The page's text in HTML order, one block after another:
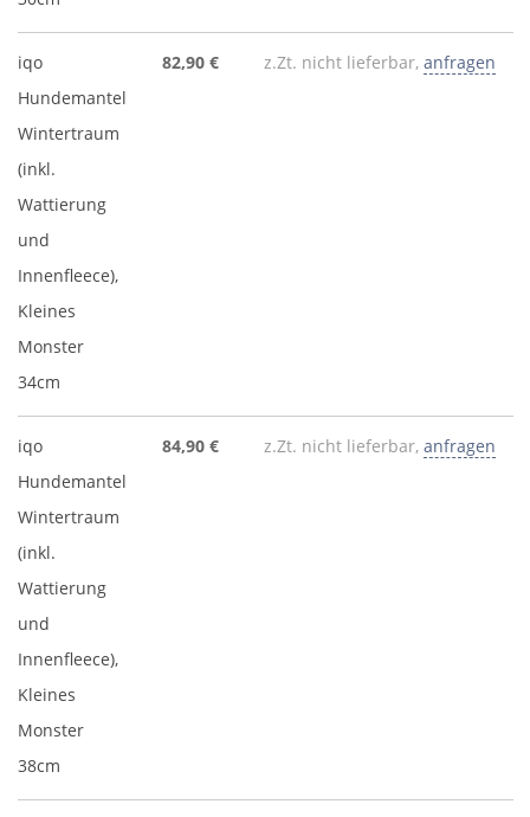
iqo
Hundemantel
Wintertraum
(inkl.
Wattierung
und
Innenfleece),
Kleines
Monster
34cm
82,90 € z.Zt. nicht lieferbar, anfragen
iqo
Hundemantel
Wintertraum
(inkl.
Wattierung
und
Innenfleece),
Kleines
Monster
38cm
84,90 € z.Zt. nicht lieferbar, anfragen